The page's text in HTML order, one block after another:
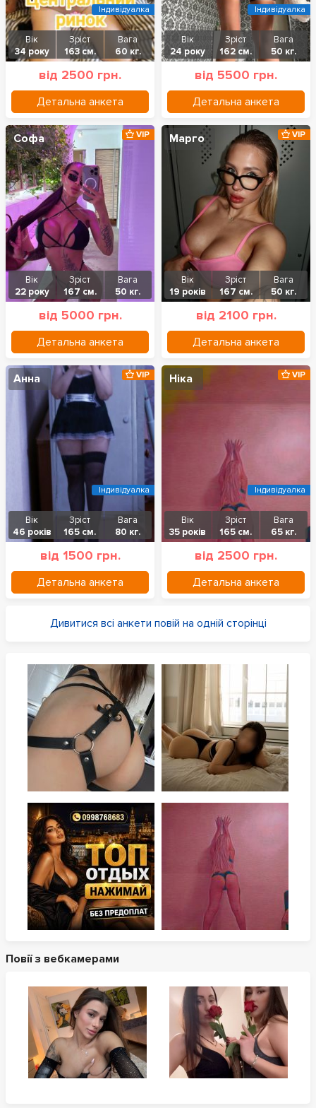
Вік
34 року
Зріст
163 см.
Вага
60 кг.
від 2500 грн.
Детальна анкета
Індивідуалка
Вік
24 року
Зріст
162 см.
Вага
50 кг.
від 5500 грн.
Детальна анкета
Індивідуалка
Софа
Вік
22 року
Зріст
167 см.
Вага
50 кг.
від 5000 грн.
Детальна анкета
VIP Марго
Вік
19 років
Зріст
167 см.
Вага
50 кг.
від 2100 грн.
Детальна анкета
VIP
Анна
Вік
46 років
Зріст
165 см.
Вага
80 кг.
від 1500 грн.
Детальна анкета
VIP
Індивідуалка
Ніка
Вік
35 років
Зріст
165 см.
Вага
65 кг.
від 2500 грн.
Детальна анкета
VIP
Індивідуалка
Дивитися всі анкети повій на одній сторінці
Повії з вебкамерами